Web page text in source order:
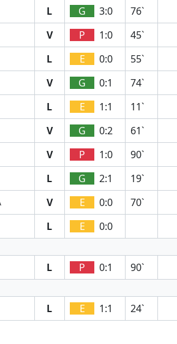
L G 3:0
76`
V P 1:0
45`
L E 0:0
55`
V G 0:1
74`
L E 1:1
11`
V G 0:2
61`
V P 1:0
90`
L G 2:1
19`
V E 0:0
70`
L E
0:0
L P 0:1
90`
L E 1:1 24`